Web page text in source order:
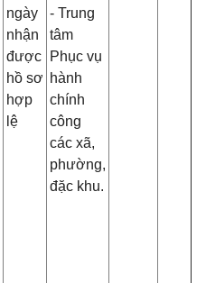
ngày
nhận
được
hồ sơ
hợp
lệ
- Trung
tâm
Phục vụ
hành
chính
công
các xã,
phường,
đặc khu.